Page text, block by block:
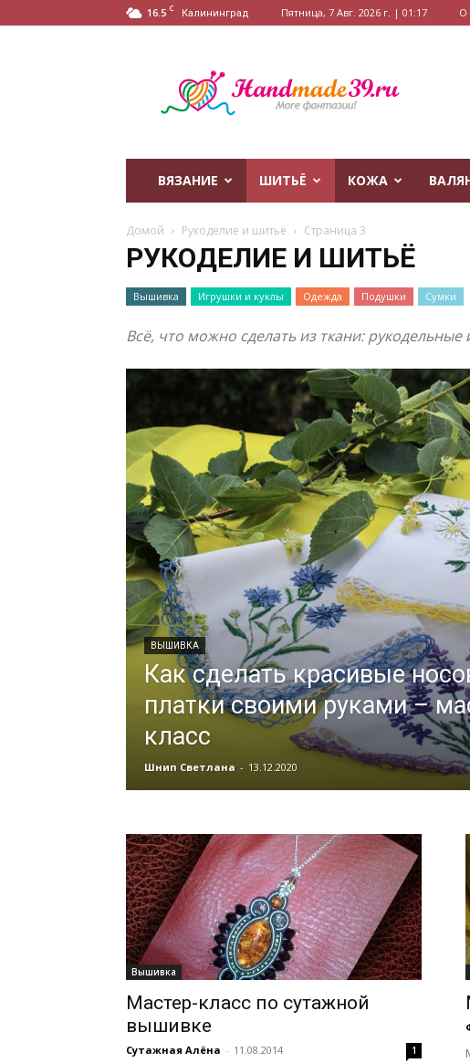
16.5 C Калининград Пятница, 7 Авг. 2026 г. | 01:17 О
ВЯЗАНИЕ ШИТЬЁ КОЖА
Домой Рукоделие и шитьё Страница 3
РУКОДЕЛИЕ И ШИТЬЁ
Вышивка Игрушки и куклы Одежда Подушки Сумки
Всё, что можно сделать из ткани:
ВЫШИВКА
Как сделать красивые
платки своими руками –
класс
Шнип Светлана - 13.12.2020
Вышивка
Мастер-класс по сутажной
вышивке
Сутажная Алёна - 11.08.2014 1